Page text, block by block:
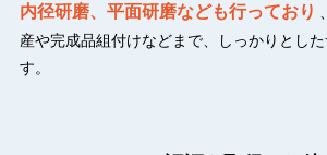
内径研磨、平面研磨なども行っており
産や完成品組付けなどまで、しっかりとし
す。